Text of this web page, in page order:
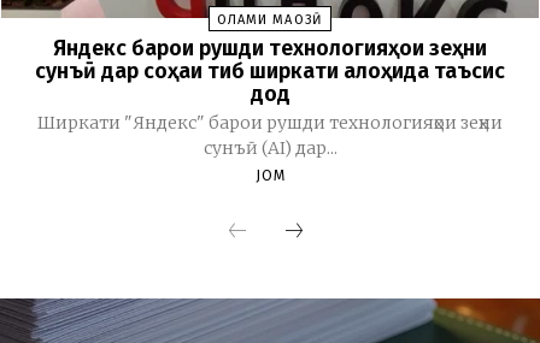
ОЛАМИ МАҶОЗӢ
Яндекс барои рушди технологияҳои зеҳни
сунъӣ дар соҳаи тиб ширкати алоҳида таъсис
дод
Ширкати "Яндекс" барои рушди технологияҳои зеҳни
сунъӣ (AI) дар...
JOM